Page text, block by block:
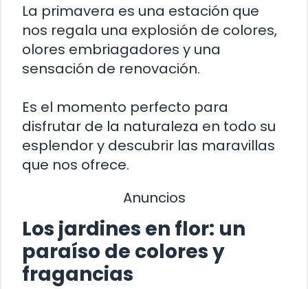
La primavera es una estación que
nos regala una explosión de colores,
olores embriagadores y una
sensación de renovación.
Es el momento perfecto para
disfrutar de la naturaleza en todo su
esplendor y descubrir las maravillas
que nos ofrece.
Anuncios
Los jardines en flor: un
paraíso de colores y
fragancias